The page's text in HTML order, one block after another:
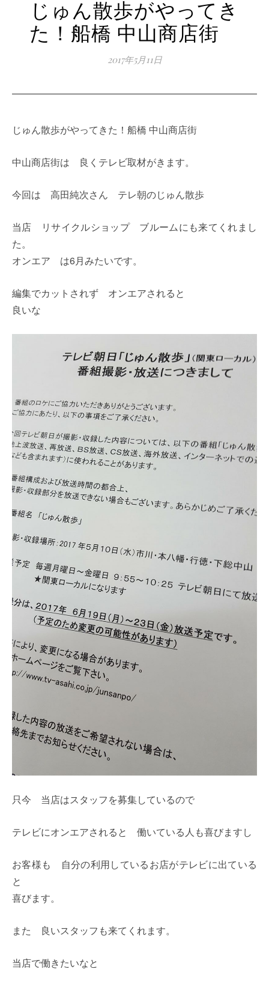
じゅん散歩がやってき
た！船橋 中山商店街
2017年5月11日
じゅん散歩がやってきた！船橋 中山商店街
中山商店街は 良くテレビ取材がきます。
今回は 高田純次さん テレ朝のじゅん散歩
当店 リサイクルショップ ブルームにも来てくれまし
た。
オンエア は6月みたいです。
編集でカットされず オンエアされると
良いな
只今 当店はスタッフを募集しているので
テレビにオンエアされると 働いている人も喜びますし
お客様も 自分の利用しているお店がテレビに出ている
と
喜びます。
また 良いスタッフも来てくれます。
当店で働きたいなと